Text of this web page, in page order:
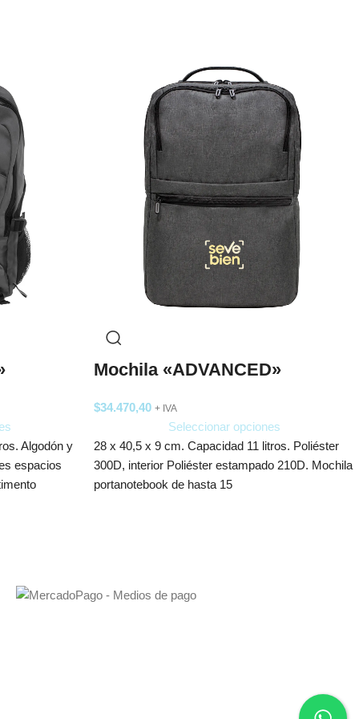
Algodón y
espacios
Mochila «ADVANCED»
$34.470,40 + IVA
Seleccionar opciones
28 x 40,5 x 9 cm. Capacidad 11 litros. Poliéster
300D, interior Poliéster estampado 210D. Mochila
portanotebook de hasta 15